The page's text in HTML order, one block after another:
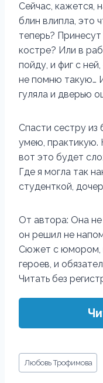
Сейчас, кажется,
блин влипла, это
теперь?
костре? Или в
пойду, и фиг с
не помню такую…
гуляла и дверью
Спасти сестру
умею, практикую.
вот это будет
Где я могла так
студенткой,
От автора: Она
он решил не
Сюжет с юмором,
героев, и
Читать без
Метки
записи:
Любовь Трофимова